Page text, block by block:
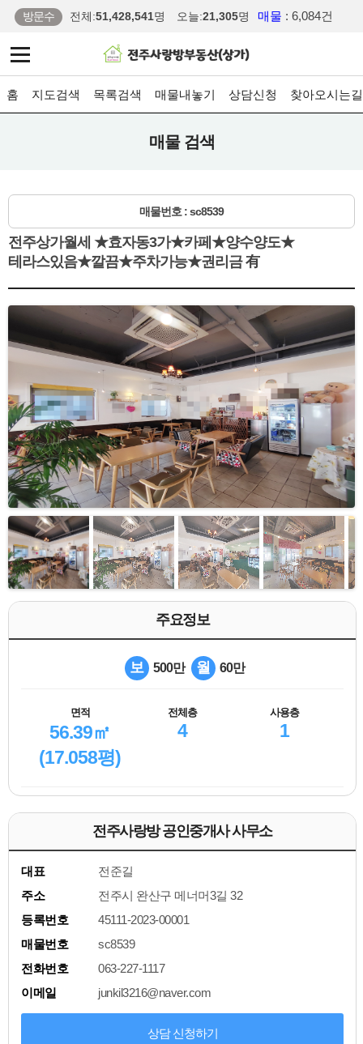
방문수 전체:51,428,541명 오늘:21,305명 매물 : 6,084건
홈 지도검색 목록검색 매물내놓기 상담신청 찾아오시는길
매물 검색
매물번호 : sc8539
전주상가월세 ★효자동3가★카페★양수양도★
테라스있음★깔끔★주차가능★권리금 有
주요정보
보 500만 월 60만
면적
56.39㎡
(17.058평)
전체층
4
사용층
1
전주사랑방 공인중개사 사무소
대표
전준길
주소
전주시 완산구 메너머3길 32
등록번호
45111-2023-00001
매물번호
sc8539
전화번호
063-227-1117
이메일
junkil3216@naver.com
상담 신청하기